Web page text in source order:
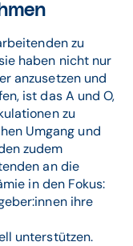
zu
haben nicht nur
anzusetzen und
ist das A und O,
zu
Umgang und
zudem
an die
in den Fokus:
ihre
unterstützen.